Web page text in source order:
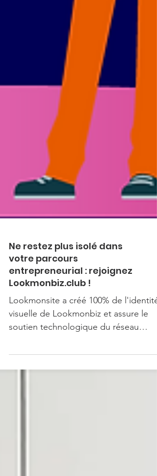
Ne restez plus isolé dans
votre parcours
Lookmonbiz.club !
Lookmonsite a créé 100% de l'identité